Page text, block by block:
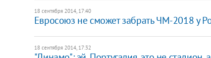
18 сентября 2014, 17:40
Евросоюз не сможет забрать ЧМ-2018 у
18 сентября 2014, 17:32